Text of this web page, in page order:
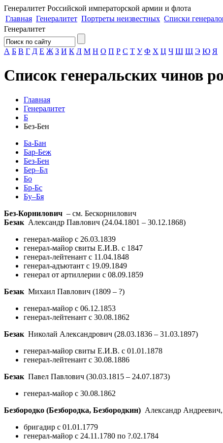
Генералитет Российской императорской армии и флота
Главная Генералитет Портреты неизвестных Списки
Генералитет
А Б В Г Д Е Ж З И К Л М Н О П Р С Т У Ф Х Ц Ч Ш Щ Э Ю Я
Список генеральских чинов
Главная
Генералитет
Б
Без-Бен
Ба-Бан
Бар-Беж
Без-Бен
Бер–Бл
Бо
Бр-Бс
Бу–Бя
Без-Корнилович – см. Бескорнилович
Безак Александр Павлович (24.04.1801 – 30.12.1868)
генерал-майор с 26.03.1839
генерал-майор свиты Е.И.В. с 1847
генерал-лейтенант с 11.04.1848
генерал-адъютант с 19.09.1849
генерал от артиллерии с 08.09.1859
Безак Михаил Павлович (1809 – ?)
генерал-майор с 06.12.1853
генерал-лейтенант с 30.08.1862
Безак Николай Александрович (28.03.1836 – 31.03.1897)
генерал-майор свиты Е.И.В. с 01.01.1878
генерал-лейтенант с 30.08.1886
Безак Павел Павлович (30.03.1815 – 24.07.1873)
генерал-майор с 30.08.1862
Безбородко (Безбородка, Безбородкин) Александр
бригадир с 01.01.1779
генерал-майор с 24.11.1780 по ?.02.1784